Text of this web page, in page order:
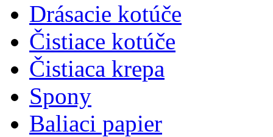
Drásacie kotúče
Čistiace kotúče
Čistiaca krepa
Spony
Baliaci papier